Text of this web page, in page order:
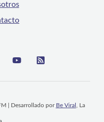
| Desarrollado por Be Viral , La